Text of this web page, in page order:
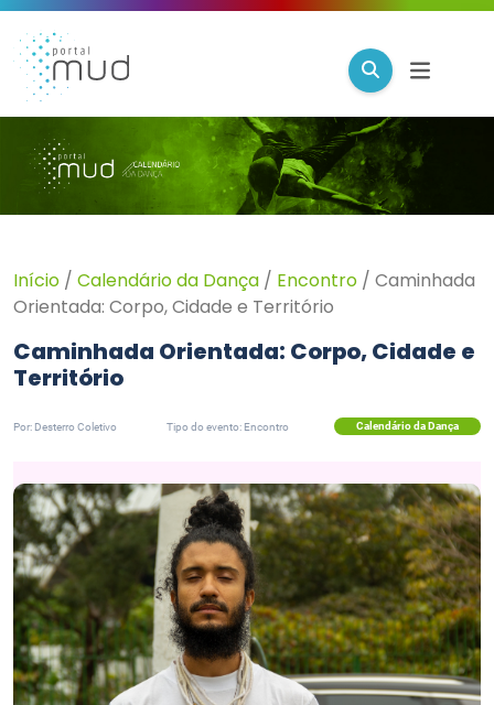
Início / Calendário da Dança / Encontro / Caminhada
Orientada: Corpo, Cidade e Território
Caminhada Orientada: Corpo, Cidade e
Território
Por: Desterro Coletivo Tipo do evento: Encontro Calendário da Dança